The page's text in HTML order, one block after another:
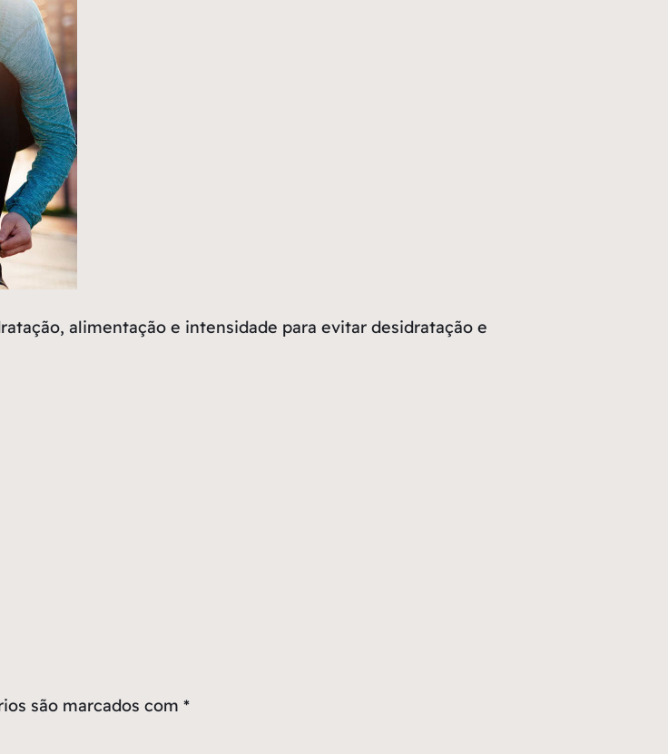
alimentação e intensidade para evitar desidratação e
são marcados com *